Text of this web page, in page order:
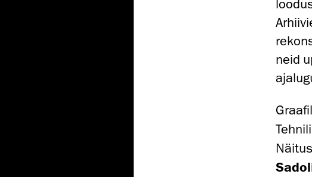
neid